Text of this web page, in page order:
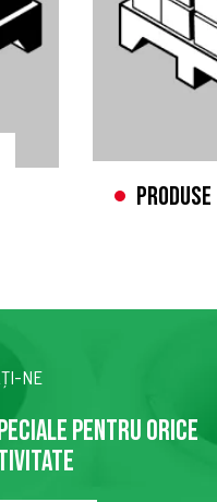
NE
PENTRU ORICE